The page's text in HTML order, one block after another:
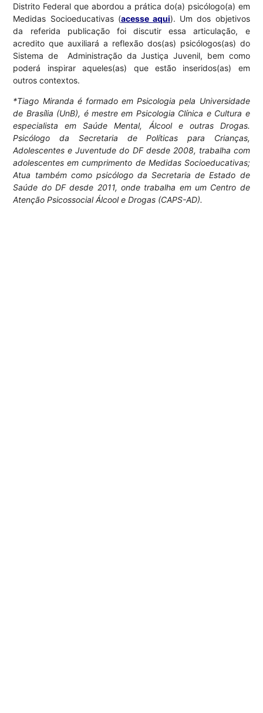
Distrito Federal que abordou a prática do(a) psicólogo(a) em
Medidas Socioeducativas (acesse aqui). Um dos objetivos
da referida publicação foi discutir essa articulação, e
acredito que auxiliará a reflexão dos(as) psicólogos(as) do
Sistema de Administração da Justiça Juvenil, bem como
poderá inspirar aqueles(as) que estão inseridos(as) em
outros contextos.
*Tiago Miranda é formado em Psicologia pela Universidade
de Brasília (UnB), é mestre em Psicologia Clínica e Cultura e
especialista em Saúde Mental, Álcool e outras Drogas.
Psicólogo da Secretaria de Políticas para Crianças,
Adolescentes e Juventude do DF desde 2008, trabalha com
adolescentes em cumprimento de Medidas Socioeducativas;
Atua também como psicólogo da Secretaria de Estado de
Saúde do DF desde 2011, onde trabalha em um Centro de
Atenção Psicossocial Álcool e Drogas (CAPS-AD).